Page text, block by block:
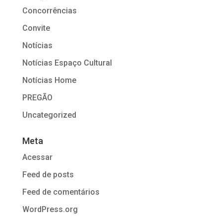
Concorrências
Convite
Notícias
Notícias Espaço Cultural
Notícias Home
PREGÃO
Uncategorized
Meta
Acessar
Feed de posts
Feed de comentários
WordPress.org